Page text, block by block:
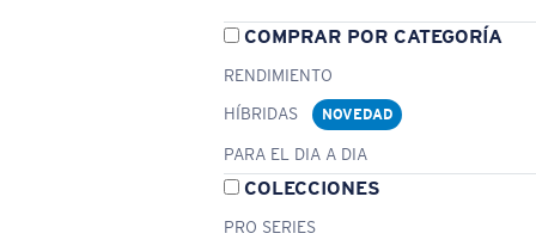
COMPRAR POR CATEGORÍA
RENDIMIENTO
HÍBRIDAS
NOVEDAD
PARA EL DIA A DIA
COLECCIONES
PRO SERIES